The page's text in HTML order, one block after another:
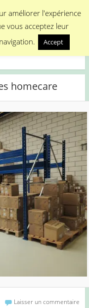
homecare
Laisser un commentaire
améliorer l'expérience
vous acceptez leur
Accept